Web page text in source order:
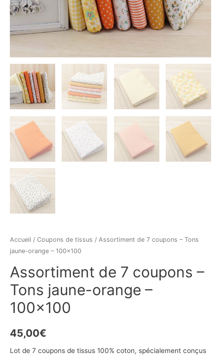
Accueil / Coupons de tissus / Assortiment de 7 coupons – Tons
jaune-orange – 100×100
Assortiment de 7 coupons –
Tons jaune-orange –
100×100
45,00€
Lot de 7 coupons de tissus 100% coton, spécialement conçus